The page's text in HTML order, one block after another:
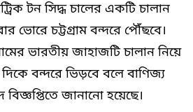
টন সিদ্ধ চালের একটি চালান
ভোরে চট্টগ্রাম বন্দরে পৌঁছবে।
ভারতীয় জাহাজটি চালান নিয়ে
বন্দরে ভিড়বে বলে বাণিজ্য
জানানো হয়েছে।